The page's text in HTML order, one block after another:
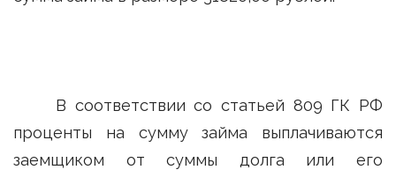
В соответствии со статьей 809 ГК РФ
проценты на сумму займа выплачиваются
заемщиком от суммы долга или его